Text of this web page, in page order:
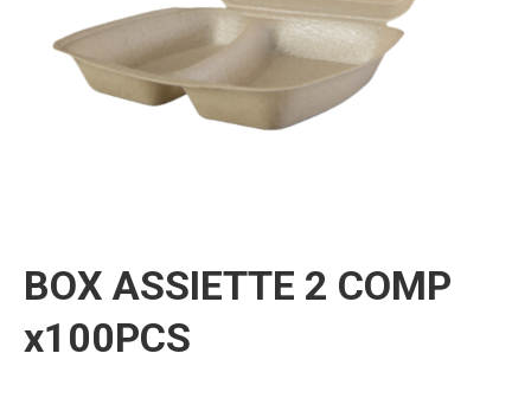
BOX ASSIETTE 2 COMP
x100PCS